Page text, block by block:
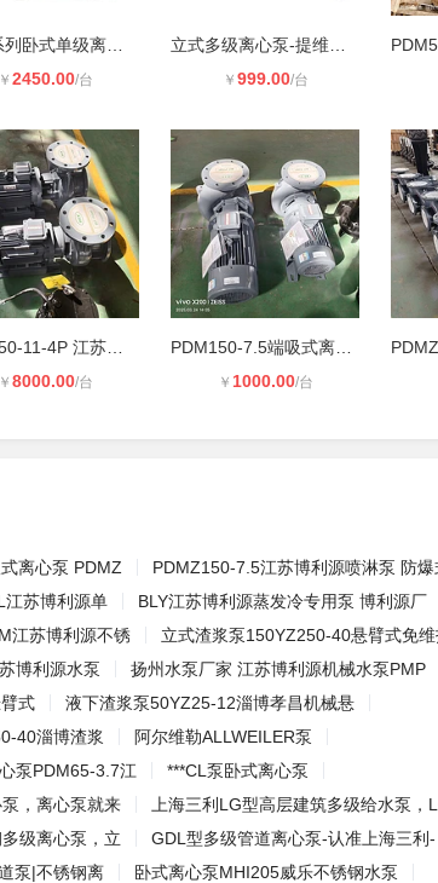
￥ 2450.00/台 ￥ 999.00/台
￥ 8000.00/台 ￥ 1000.00/台
离心泵 PDMZ
PDMZ150-7.5江苏博利源喷淋泵 防爆
江苏博利源单
BLY江苏博利源蒸发冷专用泵 博利源厂
江苏博利源不锈
立式渣浆泵150YZ250-40悬臂式免维
博利源水泵
扬州水泵厂家 江苏博利源机械水泵PMP
式
液下渣浆泵50YZ25-12淄博孝昌机械悬
40淄博渣浆
阿尔维勒ALLWEILER泵
泵PDM65-3.7江
***CL泵卧式离心泵
，离心泵就来
上海三利LG型高层建筑多级给水泵，
级离心泵，立
GDL型多级管道离心泵-认准上海三利-
泵|不锈钢离 卧式离心泵MHI205威乐不锈钢水泵